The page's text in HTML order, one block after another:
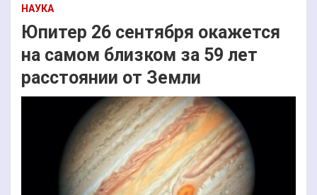
НАУКА
Юпитер 26 сентября окажется
на самом близком за 59 лет
расстоянии от Земли